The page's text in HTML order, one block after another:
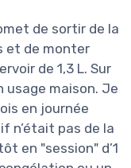
de sortir de la
et de monter
de 1,3 L. Sur
usage maison. Je
en journée
n’était pas de la
en "session" d’1